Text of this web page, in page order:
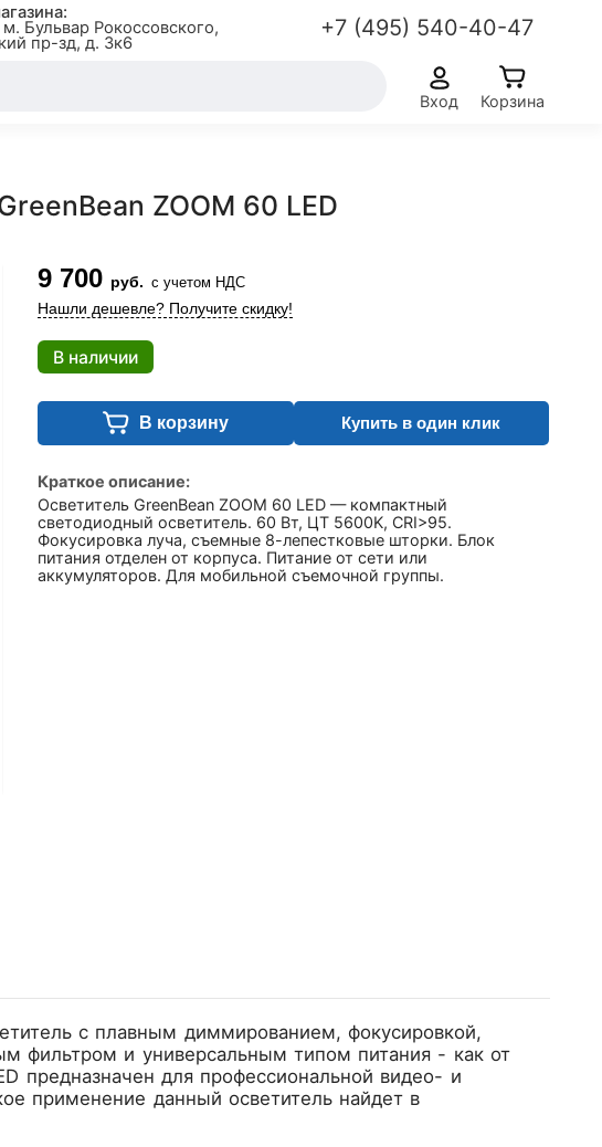
Бульвар Рокоссовского,
пр-зд, д. 3к6
+7 (495) 540-40-47
Вход Корзина
ZOOM 60 LED
9 700 руб. с учетом НДС
Нашли дешевле? Получите скидку!
В наличии
В корзину Купить в один клик
Краткое описание:
Осветитель GreenBean ZOOM 60 LED — компактный
светодиодный осветитель. 60 Вт, ЦТ 5600K, CRI>95.
Фокусировка луча, съемные 8-лепестковые шторки. Блок
питания отделен от корпуса. Питание от сети или
аккумуляторов. Для мобильной съемочной группы.
с плавным диммированием, фокусировкой,
фильтром и универсальным типом питания - как от
предназначен для профессиональной видео- и
применение данный осветитель найдет в